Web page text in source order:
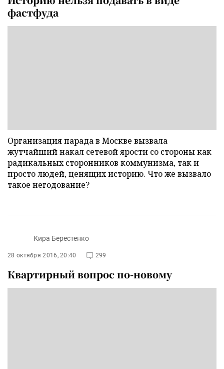
фастфуда
Организация парада в Москве вызвала
жутчайший накал сетевой ярости со стороны как
радикальных сторонников коммунизма, так и
просто людей, ценящих историю. Что же вызвало
такое негодование?
Кира Берестенко
28 октября 2016, 20:40 299
Квартирный вопрос по-новому